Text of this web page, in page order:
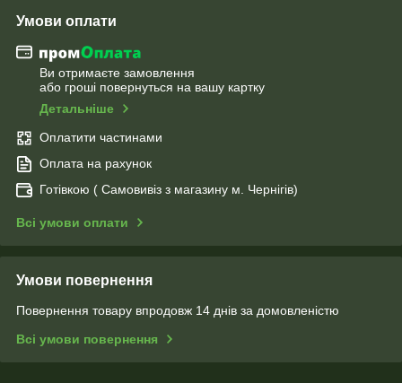
Умови оплати
Ви отримаєте замовлення
або гроші повернуться на вашу картку
Детальніше
Оплатити частинами
Оплата на рахунок
Готівкою ( Самовивіз з магазину м. Чернігів)
Всі умови оплати
Умови повернення
Повернення товару впродовж 14 днів за домовленістю
Всі умови повернення